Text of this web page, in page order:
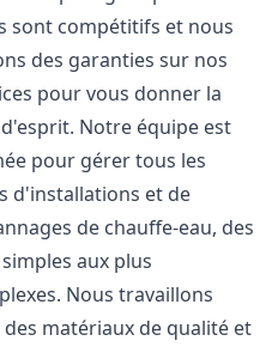
sont compétitifs et nous
des garanties sur nos
pour vous donner la
Notre équipe est
pour gérer tous les
d'installations et de
de chauffe-eau, des
aux plus
Nous travaillons
des matériaux de qualité et